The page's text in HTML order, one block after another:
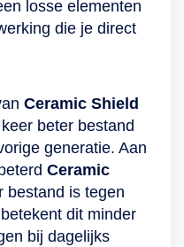
Je
in 4K
Dolby
De
betere
losse elementen
die je direct
Ceramic Shield
beter bestand
generatie. Aan
Ceramic
bestand is tegen
dit minder
bij dagelijks